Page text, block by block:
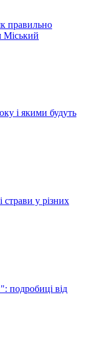
правильно
Міський
і якими будуть
страви у різних
подробиці від